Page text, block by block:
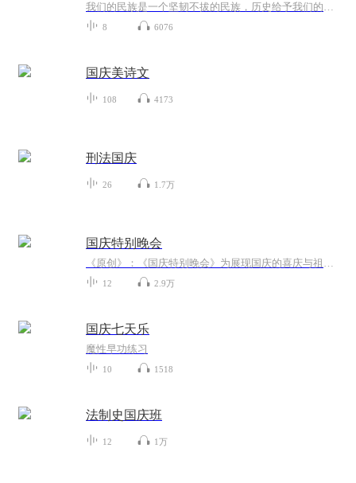
我们的民族是一个坚韧不拔的民族，历史给予我们的苦难都变成了闪着金光的勋章！我们的国家是一个龙腾虎跃的国家，那条巨龙正以不可阻挡之势崛起于神奇的东方！------------------------------------------------值此祖国70周年华诞之际，领先声创以诗歌向祖国献礼！用我们的声音、用我们的热血、用我们的灵魂诵读经典爱国篇章，歌颂我们的祖国！永远繁荣富强！
8 6076
国庆美诗文
108 4173
刑法国庆
26 1.7万
国庆特别晚会
《原创》：《国庆特别晚会》为展现国庆的喜庆与祖国的深情我将以具体的场景切入从清晨升旗的庄严到街头巷尾的欢庆到历史与当下的交融，用优美的笔触传递对祖国的热爱与自豪！用诗歌和情感美文形式，歌颂祖国的繁荣富强，祝人民幸福安康！
12 2.9万
国庆七天乐
魔性早功练习
10 1518
法制史国庆班
12 1万